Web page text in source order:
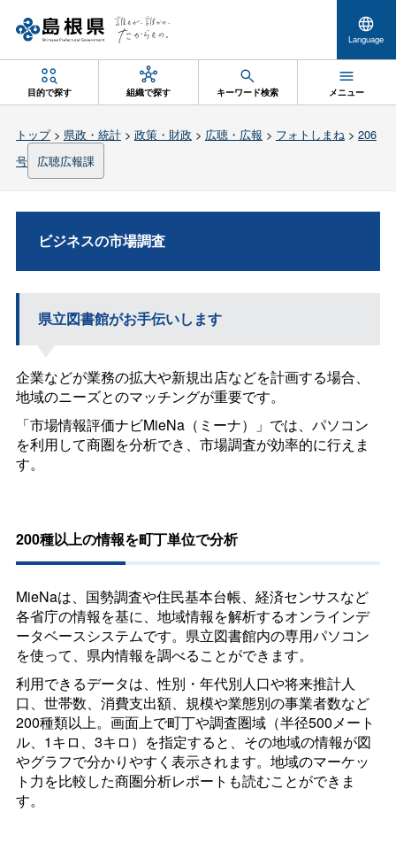
Language
目的で探す 組織で探す キーワード検索 メニュー
トップ> 県政・統計> 政策・財政 > 広聴・広報 > フォトしまね> 206
号
広聴広報課
ビジネスの市場調査
県立図書館がお手伝いします
企業などが業務の拡大や新規出店などを計画する場合、
地域のニーズとのマッチングが重要です。
「市場情報評価ナビMieNa（ミーナ）」では、パソコン
を利用して商圏を分析でき、市場調査が効率的に行えま
す。
200種以上の情報を町丁単位で分析
MieNaは、国勢調査や住民基本台帳、経済センサスなど
各省庁の情報を基に、地域情報を解析するオンラインデ
ータベースシステムです。県立図書館内の専用パソコン
を使って、県内情報を調べることができます。
利用できるデータは、性別・年代別人口や将来推計人
口、世帯数、消費支出額、規模や業態別の事業者数など
200種類以上。画面上で町丁や調査圏域（半径500メート
ル、1キロ、3キロ）を指定すると、その地域の情報が図
やグラフで分かりやすく表示されます。地域のマーケッ
ト力を比較した商圏分析レポートも読むことができま
す。